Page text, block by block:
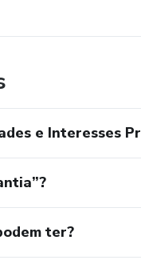
e Interesses
ter?